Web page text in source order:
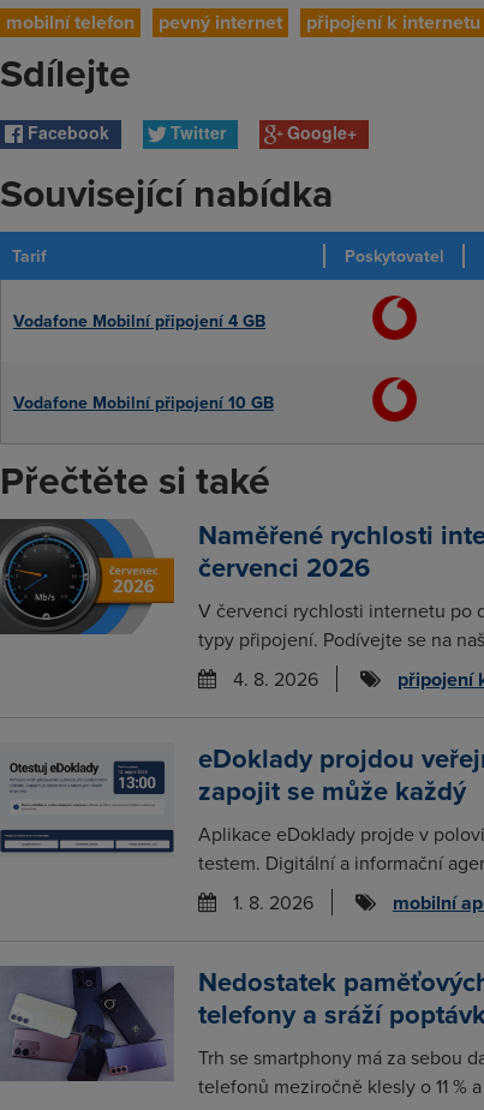
mobilní telefon pevný internet připojení k internetu
Sdílejte
Facebook Twitter Google+
Související nabídka
Tarif Poskytovatel
Vodafone Mobilní připojení 4 GB
Vodafone Mobilní připojení 10 GB
Přečtěte si také
Naměřené rychlosti
červenci 2026
V červenci rychlosti internetu po
typy připojení. Podívejte se na
4. 8. 2026
připojení
eDoklady projdou
zapojit se může každý
Aplikace eDoklady projde v
testem. Digitální a informační
1. 8. 2026
mobilní
Nedostatek
telefony a sráží
Trh se smartphony má za sebou
telefonů meziročně klesly o 11 %